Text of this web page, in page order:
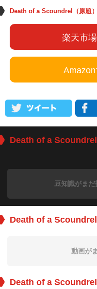
Death of a Scoundrel（原題）
楽天市
Death of a Scoundrel
豆知識がまだ
Death of a Scoundrel
動画が
Death of a Scoundrel